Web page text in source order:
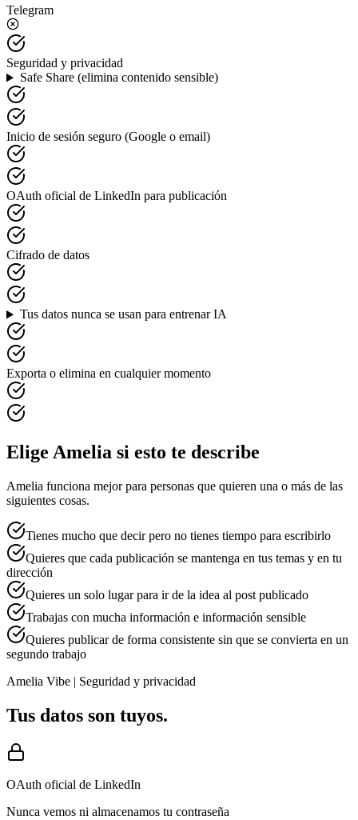
Telegram
Seguridad y privacidad
Safe Share (elimina contenido sensible)
Inicio de sesión seguro (Google o email)
OAuth oficial de LinkedIn para publicación
Cifrado de datos
Tus datos nunca se usan para entrenar IA
Exporta o elimina en cualquier momento
Elige Amelia si esto te describe
Amelia funciona mejor para personas que quieren una o más de las
siguientes cosas.
Tienes mucho que decir pero no tienes tiempo para escribirlo
Quieres que cada publicación se mantenga en tus temas y en tu
dirección
Quieres un solo lugar para ir de la idea al post publicado
Trabajas con mucha información e información sensible
Quieres publicar de forma consistente sin que se convierta en un
segundo trabajo
Amelia Vibe | Seguridad y privacidad
Tus datos son tuyos.
OAuth oficial de LinkedIn
Nunca vemos ni almacenamos tu contraseña